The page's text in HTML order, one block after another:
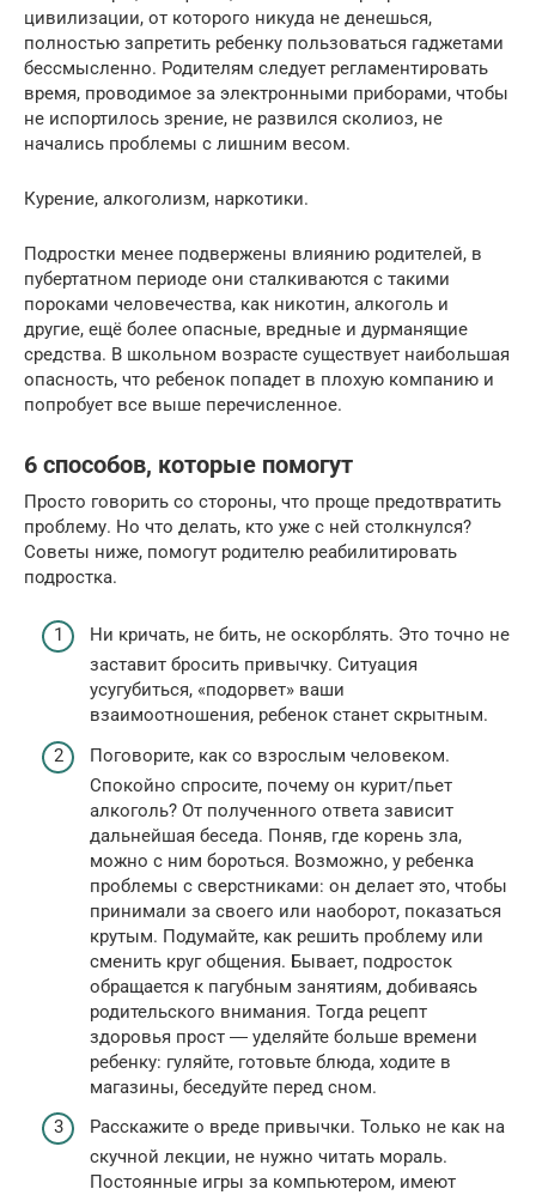
цивилизации, от которого никуда не денешься,
полностью запретить ребенку пользоваться гаджетами
бессмысленно. Родителям следует регламентировать
время, проводимое за электронными приборами, чтобы
не испортилось зрение, не развился сколиоз, не
начались проблемы с лишним весом.
Курение, алкоголизм, наркотики.
Подростки менее подвержены влиянию родителей, в
пубертатном периоде они сталкиваются с такими
пороками человечества, как никотин, алкоголь и
другие, ещё более опасные, вредные и дурманящие
средства. В школьном возрасте существует наибольшая
опасность, что ребенок попадет в плохую компанию и
попробует все выше перечисленное.
6 способов, которые помогут
Просто говорить со стороны, что проще предотвратить
проблему. Но что делать, кто уже с ней столкнулся?
Советы ниже, помогут родителю реабилитировать
подростка.
Ни кричать, не бить, не оскорблять. Это точно не
заставит бросить привычку. Ситуация
усугубиться, «подорвет» ваши
взаимоотношения, ребенок станет скрытным.
Поговорите, как со взрослым человеком.
Спокойно спросите, почему он курит/пьет
алкоголь? От полученного ответа зависит
дальнейшая беседа. Поняв, где корень зла,
можно с ним бороться. Возможно, у ребенка
проблемы с сверстниками: он делает это, чтобы
принимали за своего или наоборот, показаться
крутым. Подумайте, как решить проблему или
сменить круг общения. Бывает, подросток
обращается к пагубным занятиям, добиваясь
родительского внимания. Тогда рецепт
здоровья прост ― уделяйте больше времени
ребенку: гуляйте, готовьте блюда, ходите в
магазины, беседуйте перед сном.
Расскажите о вреде привычки. Только не как на
скучной лекции, не нужно читать мораль.
Постоянные игры за компьютером, имеют